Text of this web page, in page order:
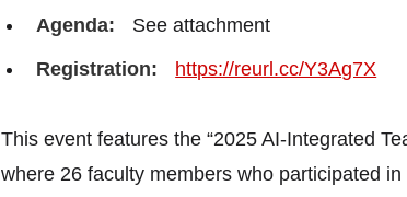
Agenda:
See attachment
Registration:
https://reurl.cc/Y3Ag7X
This event features the “2025 AI-Integrated
where 26 faculty members who participated in